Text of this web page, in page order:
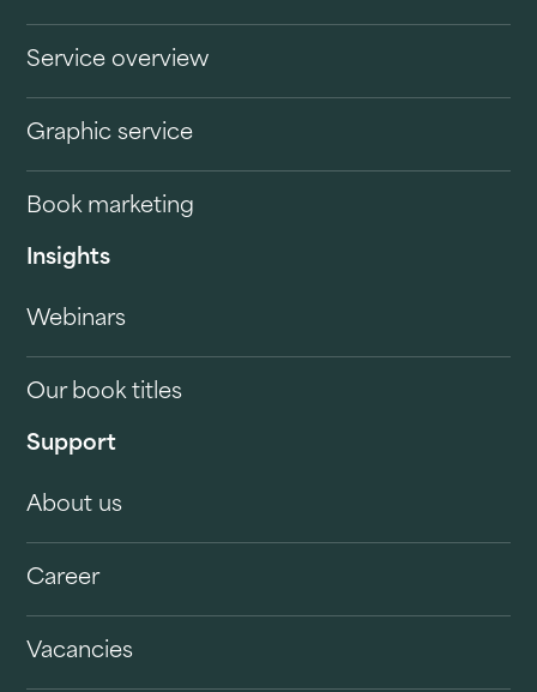
Service overview
Graphic service
Book marketing
Insights
Webinars
Our book titles
Support
About us
Career
Vacancies